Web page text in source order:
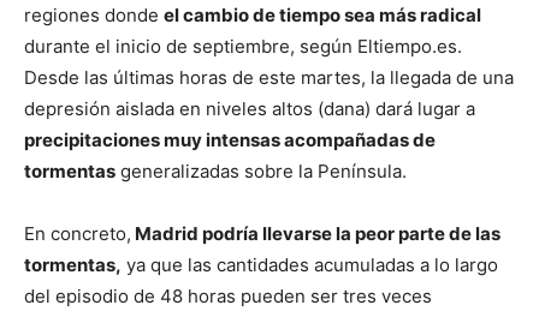
regiones donde el cambio de tiempo sea más radical
durante el inicio de septiembre, según Eltiempo.es.
Desde las últimas horas de este martes, la llegada de una
depresión aislada en niveles altos (dana) dará lugar a
precipitaciones muy intensas acompañadas de
tormentas generalizadas sobre la Península.
En concreto, Madrid podría llevarse la peor parte de las
tormentas, ya que las cantidades acumuladas a lo largo
del episodio de 48 horas pueden ser tres veces